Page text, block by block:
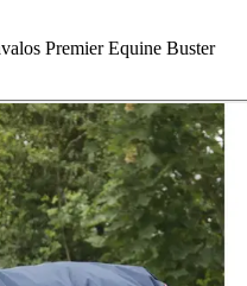
Premier Equine Buster